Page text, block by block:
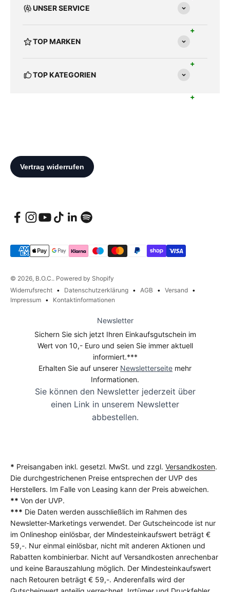
UNSER SERVICE
TOP MARKEN
TOP KATEGORIEN
© 2026, B.O.C.. Powered by Shopify
Widerrufsrecht
Datenschutzerklärung AGB
Versand
Impressum
Kontaktinformationen
Newsletter
Sichern Sie sich jetzt Ihren Einkaufsgutschein im
Wert von 10,- Euro und seien Sie immer aktuell
informiert.***
Erhalten Sie auf unserer Newsletterseite mehr
Informationen.
Sie können den Newsletter jederzeit über
einen Link in unserem Newsletter
abbestellen.
* Preisangaben inkl. gesetzl. MwSt. und zzgl. Versandkosten.
Die durchgestrichenen Preise entsprechen der UVP des
Herstellers. Im Falle von Leasing kann der Preis abweichen.
** Von der UVP.
*** Die Daten werden ausschließlich im Rahmen des
Newsletter-Marketings verwendet. Der Gutscheincode ist nur
im Onlineshop einlösbar, der Mindesteinkaufswert beträgt €
59,-. Nur einmal einlösbar, nicht mit anderen Aktionen und
Rabatten kombinierbar. Nicht auf Versandkosten anrechenbar
und keine Barauszahlung möglich. Der Mindesteinkaufswert
nach Retouren beträgt € 59,-. Anderenfalls wird der